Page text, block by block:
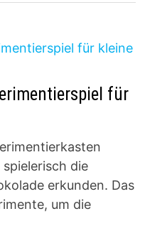
für
die
erkunden. Das
um die